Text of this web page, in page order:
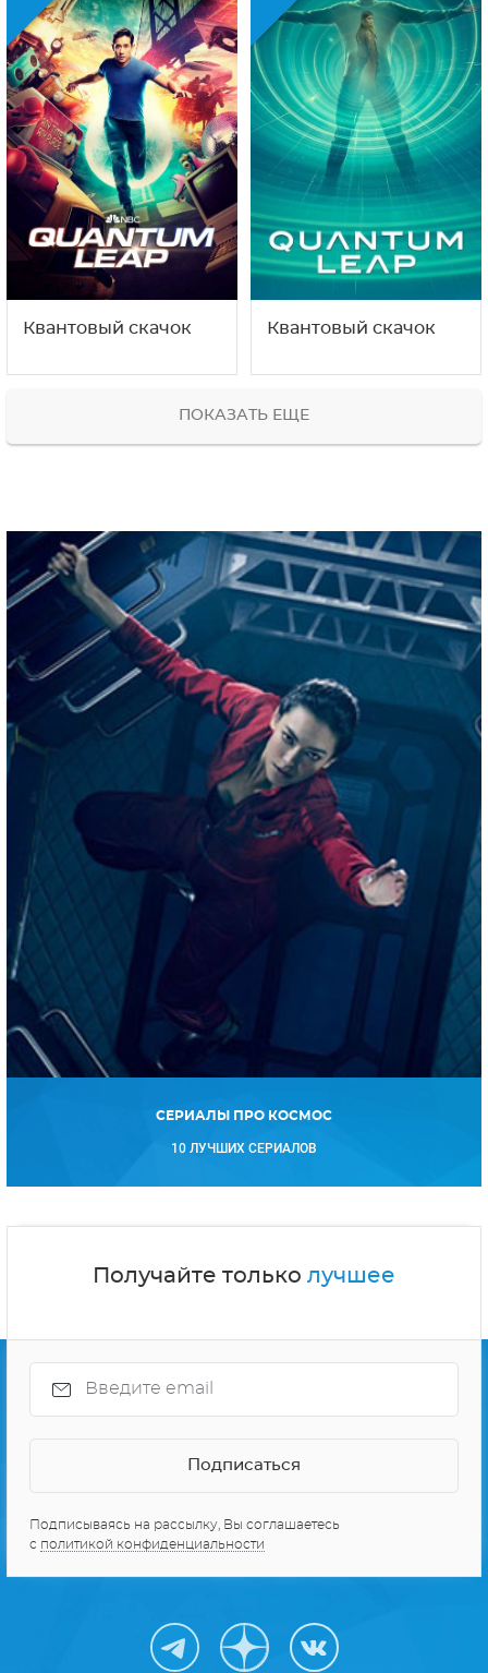
Квантовый скачок Квантовый скачок
ПОКАЗАТЬ ЕЩЕ
СЕРИАЛЫ ПРО КОСМОС
10 ЛУЧШИХ СЕРИАЛОВ
Получайте только лучшее
Подписываясь на рассылку, Вы соглашаетесь
с политикой конфиденциальности